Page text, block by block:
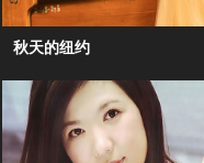
秋天的纽约